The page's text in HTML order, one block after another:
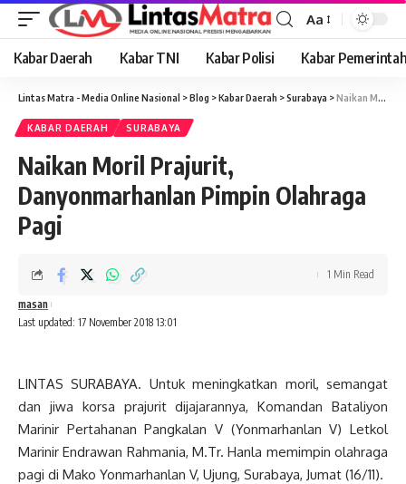
Font
Resizer
Aa
Kabar Daerah Kabar TNI Kabar Polisi Kabar
Lintas Matra - Media Online Nasional >Blog >Kabar Daerah >Surabaya >Naikan Moril Prajurit, Danyonmarhanlan Pimpin Olahraga Pagi
KABAR DAERAH SURABAYA
Naikan Moril Prajurit,
Danyonmarhanlan Pimpin Olahraga
Pagi
Last updated: 17 November 2018 13:01
masan
1 Min Read
LINTAS SURABAYA. Untuk meningkatkan moril, semangat
dan jiwa korsa prajurit dijajarannya, Komandan Bataliyon
Marinir Pertahanan Pangkalan V (Yonmarhanlan V) Letkol
Marinir Endrawan Rahmania, M.Tr. Hanla memimpin olahraga
pagi di Mako Yonmarhanlan V, Ujung, Surabaya, Jumat (16/11).